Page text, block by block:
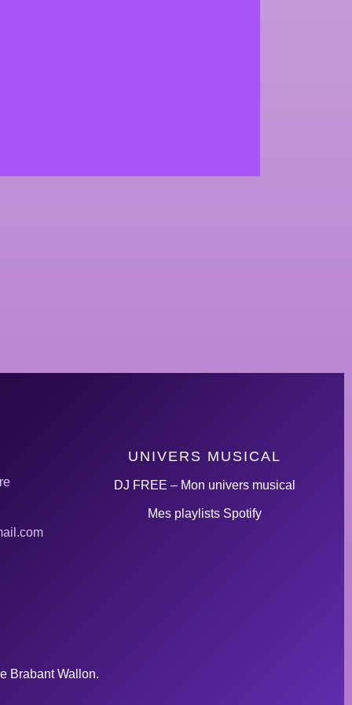
UNIVERS MUSICAL
DJ FREE – Mon univers musical
Mes playlists Spotify
Brabant Wallon.